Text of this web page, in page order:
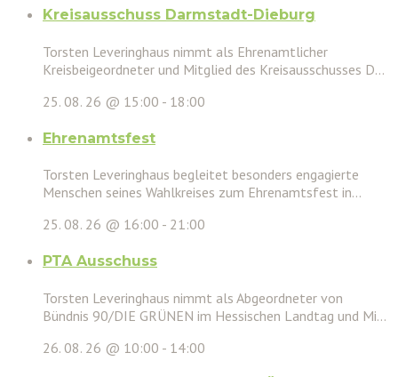
Kreisausschuss Darmstadt-Dieburg
Torsten Leveringhaus nimmt als Ehrenamtlicher
Kreisbeigeordneter und Mitglied des Kreisausschusses D...
25. 08. 26 @ 15:00 - 18:00
Ehrenamtsfest
Torsten Leveringhaus begleitet besonders engagierte
Menschen seines Wahlkreises zum Ehrenamtsfest in...
25. 08. 26 @ 16:00 - 21:00
PTA Ausschuss
Torsten Leveringhaus nimmt als Abgeordneter von
Bündnis 90/DIE GRÜNEN im Hessischen Landtag und Mi...
26. 08. 26 @ 10:00 - 14:00